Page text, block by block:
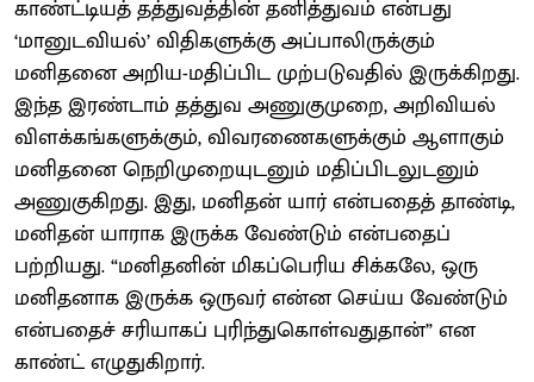
காண்ட்டியத் தத்துவத்தின் தனித்துவம் என்பது
‘மானுடவியல்’ விதிகளுக்கு அப்பாலிருக்கும்
மனிதனை அறிய-மதிப்பிட முற்படுவதில் இருக்கிறது.
இந்த இரண்டாம் தத்துவ அணுகுமுறை, அறிவியல்
விளக்கங்களுக்கும், விவரணைகளுக்கும் ஆளாகும்
மனிதனை நெறிமுறையுடனும் மதிப்பிடலுடனும்
அணுகுகிறது. இது, மனிதன் யார் என்பதைத் தாண்டி,
மனிதன் யாராக இருக்க வேண்டும் என்பதைப்
பற்றியது. “மனிதனின் மிகப்பெரிய சிக்கலே, ஒரு
மனிதனாக இருக்க ஒருவர் என்ன செய்ய வேண்டும்
என்பதைச் சரியாகப் புரிந்துகொள்வதுதான்” என
காண்ட் எழுதுகிறார்.